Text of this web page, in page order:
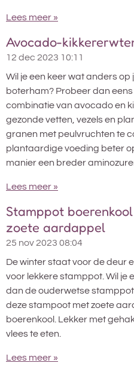
Lees meer »
Avocado-
12 dec 2023 10:11
Wil je een keer wat anders op
boterham? Probeer dan eens
combinatie van avocado en
gezonde vetten, vezels en
granen met peulvruchten te
plantaardige voeding beter
manier een breder
Lees meer »
Stamppot
zoete aardappel
25 nov 2023 08:04
De winter staat voor de deur
voor lekkere stamppot. Wil je
dan de ouderwetse
deze stampoot met zoete
boerenkool. Lekker met
vlees te eten.
Lees meer »